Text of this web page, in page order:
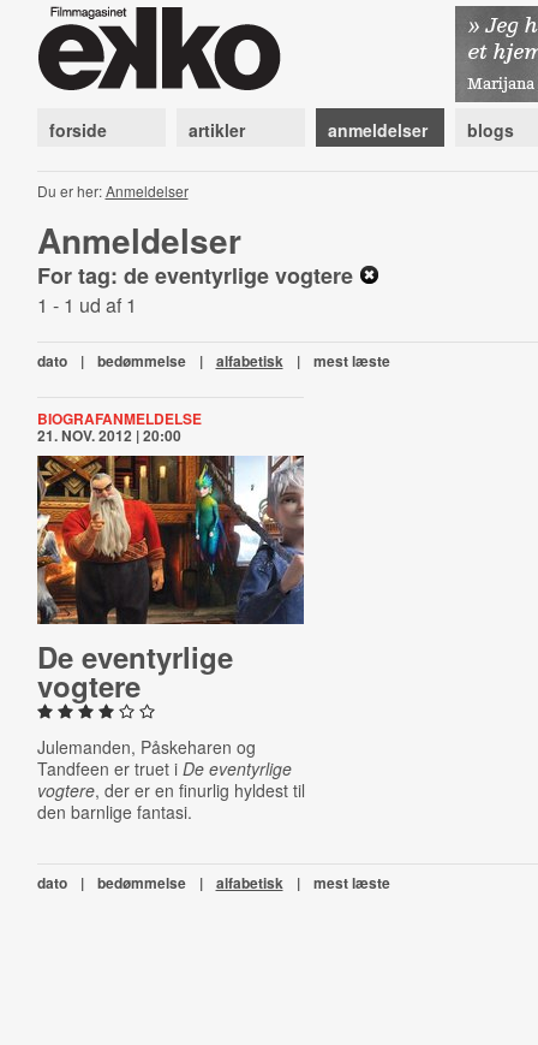
forside artikler anmeldelser blogs
Du er her:Anmeldelser
Anmeldelser
For tag: de eventyrlige vogtere
1 - 1 ud af 1
dato | bedømmelse | alfabetisk | mest læste
BIOGRAFANMELDELSE
21. NOV. 2012 | 20:00
De even­tyr­li­ge
vogtere
Julemanden, Påskeharen og
Tandfeen er truet i De eventyrlige
vogtere, der er en finurlig hyldest til
den barnlige fantasi.
dato | bedømmelse | alfabetisk | mest læste